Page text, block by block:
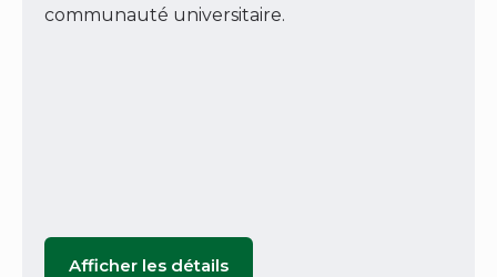
communauté universitaire.
Afficher les détails